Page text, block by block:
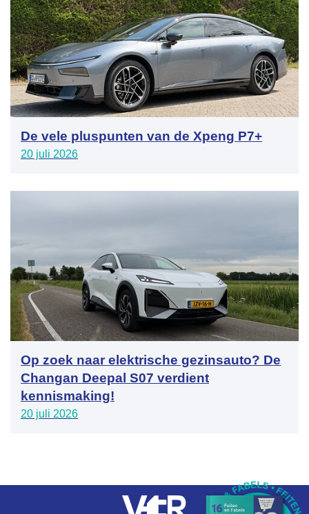
De vele pluspunten van de Xpeng P7+
20 juli 2026
Op zoek naar elektrische gezinsauto? De
Changan Deepal S07 verdient
kennismaking!
20 juli 2026